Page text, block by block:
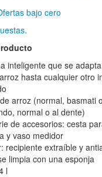
bajo cero
inteligente que se
hasta cualquier otro
arroz (normal, basmati
normal o al dente)
de accesorios: cesta
y vaso medidor
recipiente extraíble y
limpia con una esponja
l